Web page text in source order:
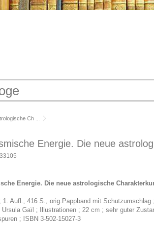
Ch ...
Energie. Die neue
33105
Energie. Die neue astrologische
1. Aufl., 416 S., orig.Pappband mit
Gaïl ; Illustrationen ; 22 cm ; sehr guter
; ISBN 3-502-15027-3